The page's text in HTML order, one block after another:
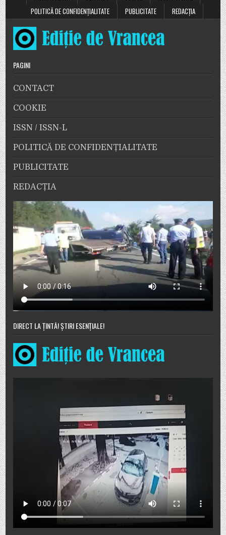
POLITICĂ DE CONFIDENȚIALITATE
PUBLICITATE REDACȚIA
PAGINI
CONTACT
COOKIE
ISSN / ISSN-L
POLITICĂ DE CONFIDENȚIALITATE
PUBLICITATE
REDACȚIA
DIRECT LA ȚINTĂ! ȘTIRI ESENȚIALE!